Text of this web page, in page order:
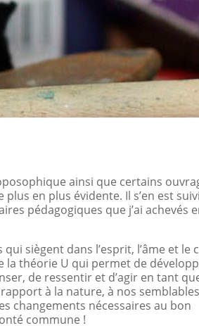
ainsi que certains
en plus évidente. Il s’en est
pédagogiques que j’ai achevés
siègent dans l’esprit, l’âme et le
la théorie U qui permet de
de ressentir et d’agir en tant
à la nature, à nos
changements nécessaires au bon
commune !